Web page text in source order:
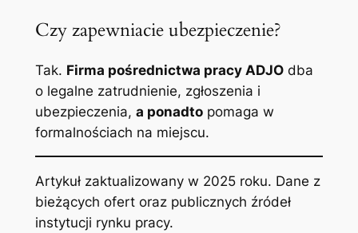
Czy zapewniacie ubezpieczenie?
Tak. Firma pośrednictwa pracy ADJOdba
o legalne zatrudnienie, zgłoszenia i
ubezpieczenia, a ponadtopomaga w
formalnościach na miejscu.
Artykuł zaktualizowany w 2025 roku. Dane z
bieżących ofert oraz publicznych źródeł
instytucji rynku pracy.